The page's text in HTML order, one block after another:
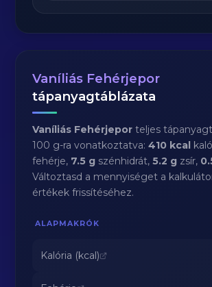
Vaníliás Fehérjepor
tápanyagtáblázata
Vaníliás Fehérjepor teljes
100 g-ra vonatkoztatva:410 kcal
fehérje, 7.5 g szénhidrát,5.2 g zsír,
Változtasd a mennyiséget a
értékek frissítéséhez.
ALAPMAKRÓK
Kalória (kcal)